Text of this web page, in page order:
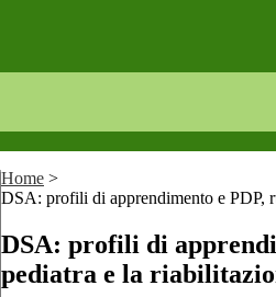
Home >
DSA: profili di apprendimento e PDP,
DSA: profili di
pediatra e la